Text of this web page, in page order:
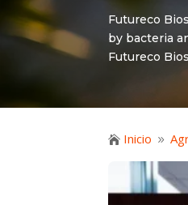
Futureco
by bacteria
Futureco
 Inicio 9